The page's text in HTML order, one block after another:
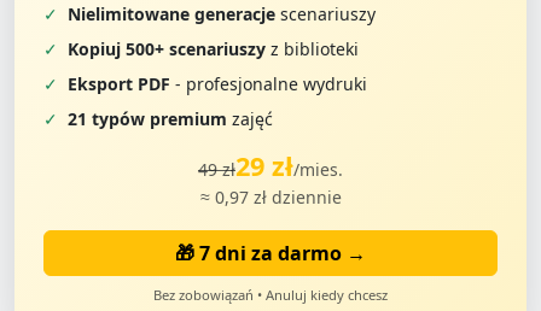
✓ Nielimitowane generacje scenariuszy
✓ Kopiuj 500+ scenariuszy z biblioteki
✓ Eksport PDF - profesjonalne wydruki
✓ 21 typów premium zajęć
49 zł29 zł/mies.
≈ 0,97 zł dziennie
🎁 7 dni za darmo →
Bez zobowiązań • Anuluj kiedy chcesz